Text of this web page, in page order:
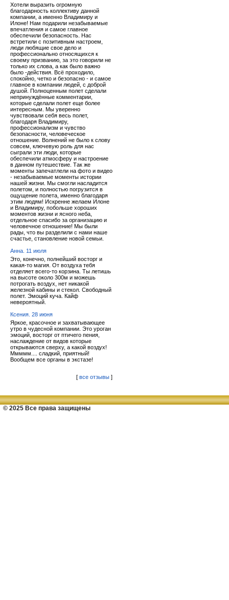
Хотели выразить огромную
благодарность коллективу данной
компании, а именно Владимиру и
Илоне! Нам подарили незабываемые
впечатления и самое главное
обеспечили безопасность. Нас
встретили с позитивным настроем,
люди любящие свое дело и
профессионально относящихся к
своему призванию, за это говорили не
только их слова, а как было важно
было -действия. Всё проходило,
спокойно, четко и безопасно - и самое
главное в компании людей, с доброй
душой. Полноценным полет сделали
непринуждённые комментарии,
которые сделали полет еще более
интересным. Мы уверенно
чувствовали себя весь полет,
благодаря Владимиру,
профессионализм и чувство
безопасности, человеческое
отношение. Волнений не было к слову
совсем, ключевую роль для нас
сыграли эти люди, которые
обеспечили атмосферу и настроение
в данном путешествие. Так же
моменты запечатлели на фото и видео
- незабываемые моменты истории
нашей жизни. Мы смогли насладится
полетом, и полностью погрузится в
ощущение полета, именно благодаря
этим людям! Искренне желаем Илоне
и Владимиру, побольше хороших
моментов жизни и ясного неба,
отдельное спасибо за организацию и
человечное отношение! Мы были
рады, что вы разделили с нами наше
счастье, становление новой семьи.
Анна. 11 июля
Это, конечно, полнейший восторг и
какая-то магия. От воздуха тебя
отделяет всего-то корзина. Ты летишь
на высоте около 300м и можешь
потрогать воздух, нет никакой
железной кабины и стекол. Свободный
полет. Эмоций куча. Кайф
невероятный.
Ксения. 28 июня
Яркое, красочное и захватывающее
утро в чудесной компании. Это уроган
эмоций, восторг от птичего пения,
наслаждение от видов которые
открываются сверху, а какой воздух!
Ммммм.... сладкий, приятный!
Вообщем все органы в экстазе!
[ все отзывы ]
© 2025 Все права защищены